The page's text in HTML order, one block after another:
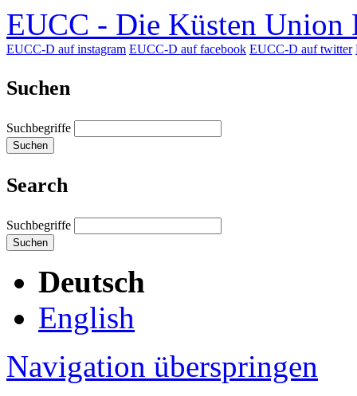
EUCC - Die Küsten Union
EUCC-D auf instagram EUCC-D auf facebook EUCC-D auf twitter
Suchen
Suchbegriffe
Suchen
Search
Suchbegriffe
Suchen
Deutsch
English
Navigation überspringen